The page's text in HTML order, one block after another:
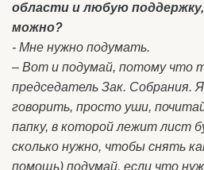
области и любую
можно?
- Мне нужно подумать.
– Вот и подумай, потому что
председатель Зак. Собрания.
говорить, просто уши,
папку, в которой лежит лист
сколько нужно, чтобы снять
помощь) подумай, если что